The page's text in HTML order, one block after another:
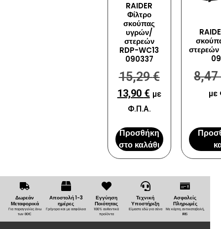
RAIDER
Φίλτρο
σκούπας
υγρών/
στερεών
RDP-WC13
090337
15,29€
13,90 € με
Φ.Π.Α.
Προσθήκη
στο καλάθι
8,47
με
Δωρεάν
Μεταφορικά
Για παραγγελίες άνω
των 80€
Αποστολή 1-3
ημέρες
Γρήγορα και με ασφάλεια
Εγγύηση
Ποιότητας
100% αυθεντικά
προϊόντα
Τεχνική
Υποστήριξη
Είμαστε εδώ για σένα
Ασφαλείς
Πληρωμές
Με κάρτα, αντικαταβολή,
IRIS